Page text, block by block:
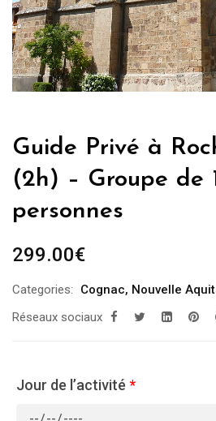
Guide Privé à
(2h) – Groupe de
personnes
299.00€
Categories: Cognac, Nouvelle
Réseaux sociaux
Jour de l’activité *